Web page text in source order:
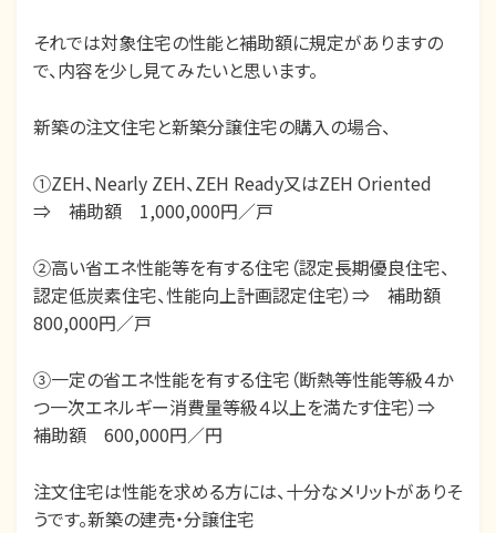
それでは対象住宅の性能と補助額に規定がありますの
で、内容を少し見てみたいと思います。
新築の注文住宅と新築分譲住宅の購入の場合、
①ZEH、Nearly ZEH、ZEH Ready又はZEH Oriented
⇒ 補助額 1,000,000円／戸
②高い省エネ性能等を有する住宅（認定長期優良住宅、
認定低炭素住宅、性能向上計画認定住宅）⇒ 補助額
800,000円／戸
③一定の省エネ性能を有する住宅（断熱等性能等級４か
つ一次エネルギー消費量等級４以上を満たす住宅）⇒
補助額 600,000円／円
注文住宅は性能を求める方には、十分なメリットがありそ
うです。新築の建売・分譲住宅